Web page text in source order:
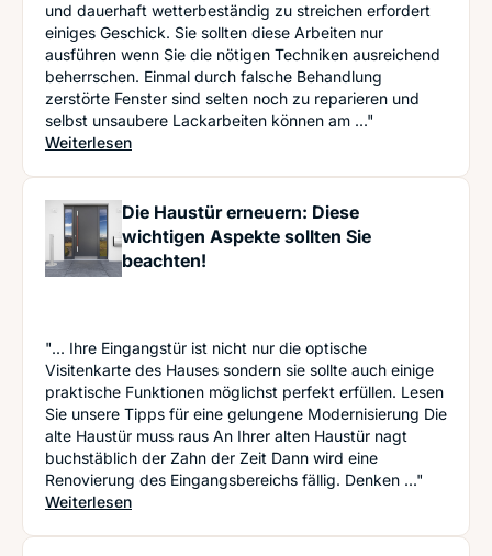
und dauerhaft wetterbeständig zu streichen erfordert
einiges Geschick. Sie sollten diese Arbeiten nur
ausführen wenn Sie die nötigen Techniken ausreichend
beherrschen. Einmal durch falsche Behandlung
zerstörte Fenster sind selten noch zu reparieren und
selbst unsaubere Lackarbeiten können am ..."
Weiterlesen: Fenster renovieren und streichen wie ein Profi -
Die Haustür erneuern: Diese
wichtigen Aspekte sollten Sie
beachten!
"... Ihre Eingangstür ist nicht nur die optische
Visitenkarte des Hauses sondern sie sollte auch einige
praktische Funktionen möglichst perfekt erfüllen. Lesen
Sie unsere Tipps für eine gelungene Modernisierung Die
alte Haustür muss raus An Ihrer alten Haustür nagt
buchstäblich der Zahn der Zeit Dann wird eine
Renovierung des Eingangsbereichs fällig. Denken ..."
Weiterlesen: Die Haustür erneuern: Diese wichtigen